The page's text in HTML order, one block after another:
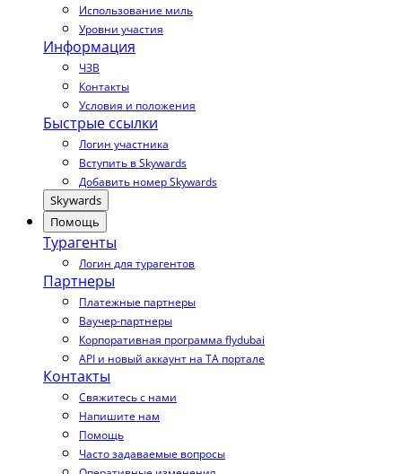
Использование миль
Уровни участия
Информация
ЧЗВ
Контакты
Условия и положения
Быстрые ссылки
Логин участника
Вступить в Skywards
Добавить номер Skywards
Skywards
Помощь
Турагенты
Логин для турагентов
Партнеры
Платежные партнеры
Ваучер-партнеры
Корпоративная программа flydubai
API и новый аккаунт на TA портале
Контакты
Свяжитесь с нами
Напишите нам
Помощь
Часто задаваемые вопросы